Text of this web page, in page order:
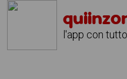
l'app con